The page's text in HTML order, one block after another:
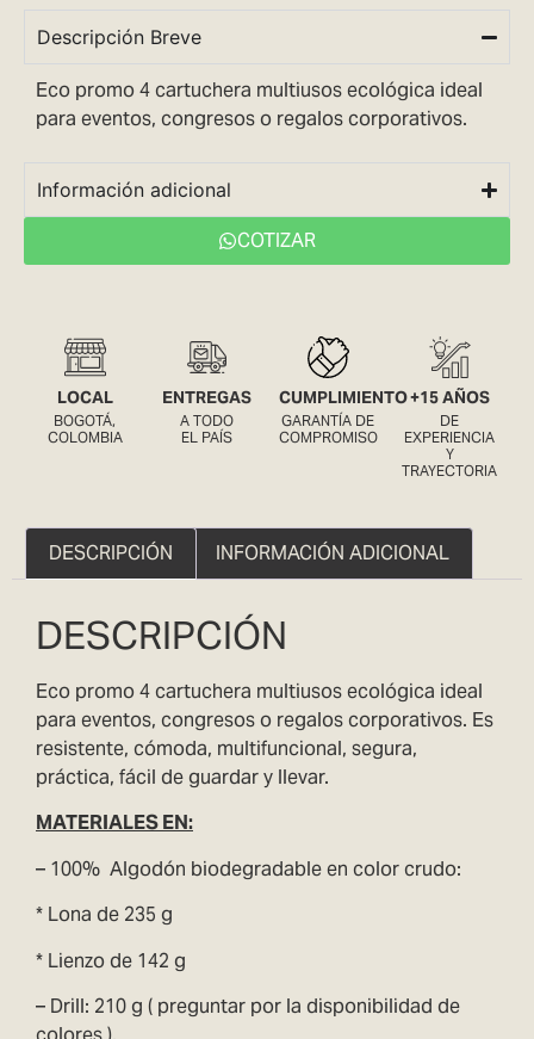
Descripción Breve
Eco promo 4 cartuchera multiusos ecológica ideal
para eventos, congresos o regalos corporativos.
Información adicional
COTIZAR
LOCAL
BOGOTÁ,
COLOMBIA
ENTREGAS
A TODO
EL PAÍS
CUMPLIMIENTO
GARANTÍA DE
COMPROMISO
+15 AÑOS
DE
EXPERIENCIA
Y
TRAYECTORIA
DESCRIPCIÓN INFORMACIÓN ADICIONAL
DESCRIPCIÓN
Eco promo 4 cartuchera multiusos ecológica ideal
para eventos, congresos o regalos corporativos. Es
resistente, cómoda, multifuncional, segura,
práctica, fácil de guardar y llevar.
MATERIALES EN:
– 100% Algodón biodegradable en color crudo:
* Lona de 235 g
* Lienzo de 142 g
– Drill: 210 g ( preguntar por la disponibilidad de